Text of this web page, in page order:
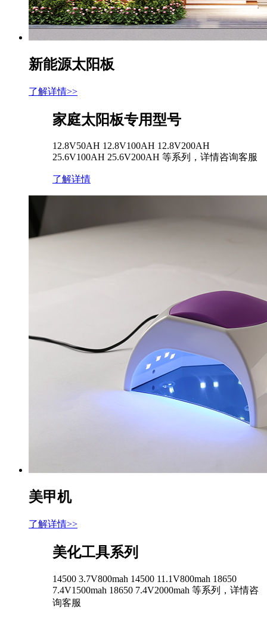
新能源太阳板
了解详情>>
家庭太阳板专用型号
12.8V50AH 12.8V100AH 12.8V200AH
25.6V100AH 25.6V200AH 等系列，详情咨询客服
了解详情
美甲机
了解详情>>
美化工具系列
14500 3.7V800mah 14500 11.1V800mah 18650
7.4V1500mah 18650 7.4V2000mah 等系列，详情咨
询客服